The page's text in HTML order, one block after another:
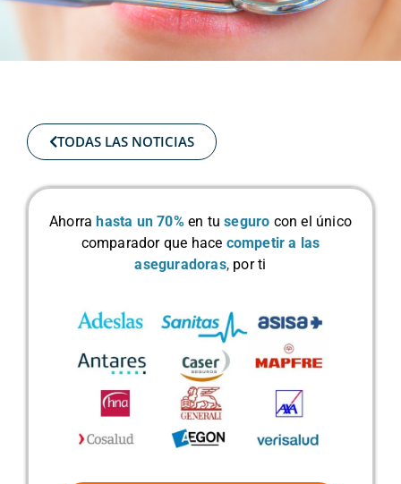
TODAS LAS NOTICIAS
Ahorra hasta un 70% en tuseguro con el único
comparador que hace competir a las
aseguradoras, por ti